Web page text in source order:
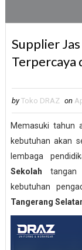
Supplier
Terpercaya
by Toko DRAZ on
Memasuki tahun
kebutuhan akan
lembaga
Sekolah tangan
kebutuhan
Tangerang